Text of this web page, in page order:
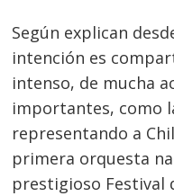
Según explican
intención es
intenso, de mucha
importantes, como
representando a
primera orquesta
prestigioso Festival